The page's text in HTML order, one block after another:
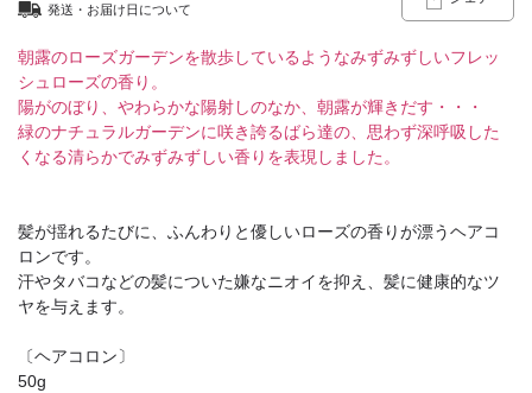
発送・お届け日について
朝露のローズガーデンを散歩しているようなみずみずしいフレッ
シュローズの香り。
陽がのぼり、やわらかな陽射しのなか、朝露が輝きだす・・・
緑のナチュラルガーデンに咲き誇るばら達の、思わず深呼吸した
くなる清らかでみずみずしい香りを表現しました。
髪が揺れるたびに、ふんわりと優しいローズの香りが漂うヘアコ
ロンです。
汗やタバコなどの髪についた嫌なニオイを抑え、髪に健康的なツ
ヤを与えます。
〔ヘアコロン〕
50g